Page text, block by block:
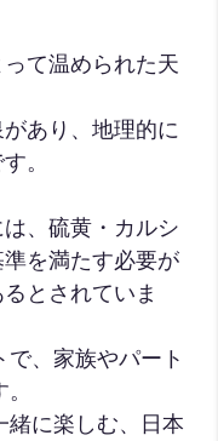
て温められた天
あり、地理的に
。
、硫黄・カルシ
を満たす必要が
とされていま
、家族やパート
緒に楽しむ、日本